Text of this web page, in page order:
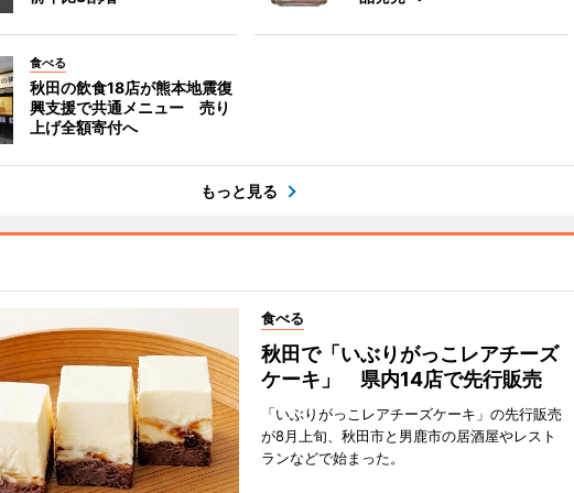
食べる
秋田の飲食18店が熊本地震復
興支援で共通メニュー 売り
上げ全額寄付へ
もっと見る
食べる
秋田で「いぶりがっこレアチーズ
ケーキ」 県内14店で先行販売
「いぶりがっこレアチーズケーキ」の先行販売
が8月上旬、秋田市と男鹿市の居酒屋やレスト
ランなどで始まった。